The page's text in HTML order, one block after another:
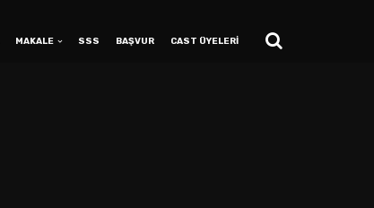
MAKALE SSS BAŞVUR CAST ÜYELERİ